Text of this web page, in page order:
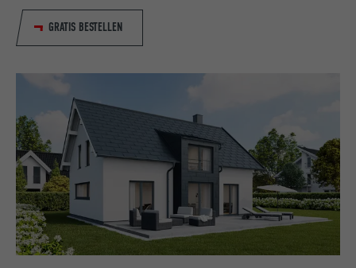
GRATIS BESTELLEN
Zweck Browser ID-Cookie
Anbieter YouTube
Laufzeit
Zweck
Registriert eine eindeutige ID auf mobilen
Geräten, um Tracking basierend auf dem
geografischen GPS-Standort zu
ermöglichen.